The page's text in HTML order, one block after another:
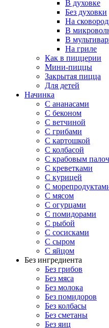
В духовке
Без духовки
На
В
В
На гриле
Как в пиццерии
Мини-пиццы
Закрытая пицца
Для детей
Начинка
С ананасами
С беконом
С ветчиной
С грибами
С картошкой
С колбасой
С крабовым
С креветками
С курицей
С
С мясом
С огурцами
С помидорами
С рыбой
С сосисками
С сыром
С яйцом
Без ингредиента
Без грибов
Без мяса
Без молока
Без помидоров
Без колбасы
Без сметаны
Без яиц